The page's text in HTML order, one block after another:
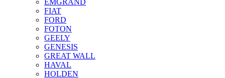
EMGRAND
FIAT
FORD
FOTON
GEELY
GENESIS
GREAT WALL
HAVAL
HOLDEN